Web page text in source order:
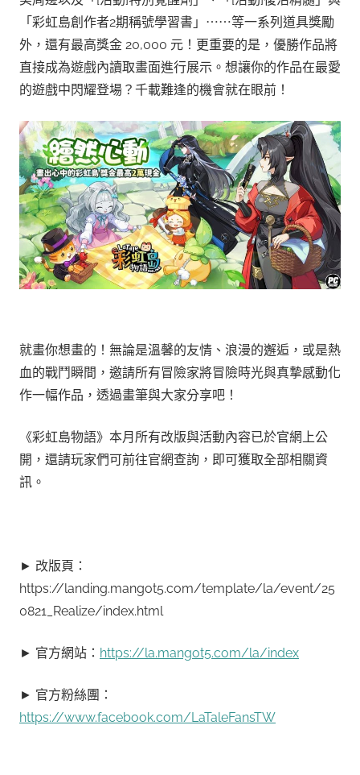
「彩虹島創作者2期稱號學習書」⋯⋯等一系列道具獎勵
外，還有最高獎金 20,000 元！更重要的是，優勝作品將
直接成為遊戲內讀取畫面進行展示。想讓你的作品在最愛
的遊戲中閃耀登場？千載難逢的機會就在眼前！
就畫你想畫的！無論是溫馨的友情、浪漫的邂逅，或是熱
血的戰鬥瞬間，邀請所有冒險家將冒險時光與真摯感動化
作一幅作品，透過畫筆與大家分享吧！
《彩虹島物語》本月所有改版與活動內容已於官網上公
開，還請玩家們可前往官網查詢，即可獲取全部相關資
訊。
► 改版頁：
https://landing.mangot5.com/template/la/event/25
0821_Realize/index.html
► 官方網站： https://la.mangot5.com/la/index
► 官方粉絲團：
https://www.facebook.com/LaTaleFansTW